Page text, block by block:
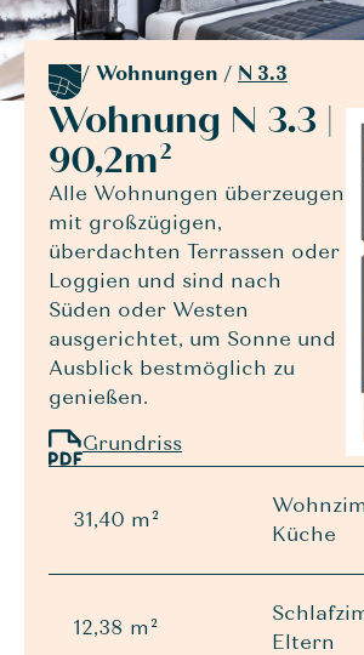
/ Wohnungen / N 3.3
Wohnung N 3.3 |
90,2m²
Alle Wohnungen überzeugen
mit großzügigen,
überdachten Terrassen oder
Loggien und sind nach
Süden oder Westen
ausgerichtet, um Sonne und
Ausblick bestmöglich zu
genießen.
Grundriss
31,40 m²
Küche
12,38 m²
Eltern